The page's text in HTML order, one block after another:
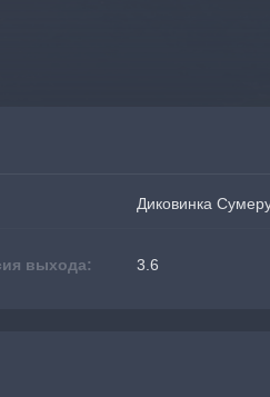
Диковинка
выхода: 3.6